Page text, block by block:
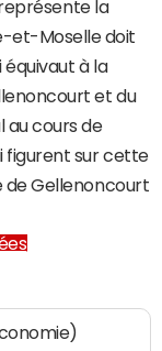
la
et-Moselle doit
équivaut à la
et du
cours de
figurent sur cette
de Gellenoncourt